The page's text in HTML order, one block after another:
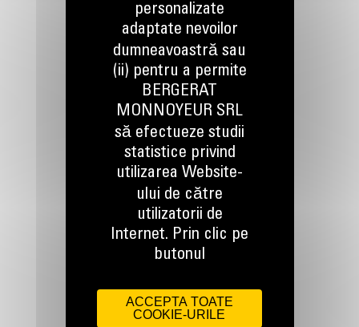
TINEM LEGATURA
Apelati-ne
0800 89 10 10
Scrieti-ne
TRIMITETI O CERERE
personalizate
adaptate nevoilor
dumneavoastră sau
(ii) pentru a permite
BERGERAT
MONNOYEUR SRL
să efectueze studii
statistice privind
utilizarea Website-
ului de către
utilizatorii de
Internet. Prin clic pe
butonul
ACCEPTA TOATE
COOKIE-URILE